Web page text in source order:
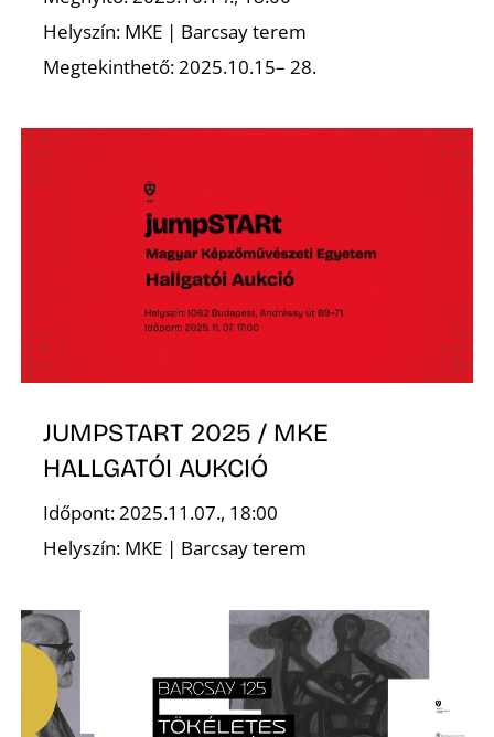
Helyszín: MKE | Barcsay terem
Megtekinthető: 2025.10.15– 28.
JUMPSTART 2025 / MKE
HALLGATÓI AUKCIÓ
Időpont: 2025.11.07., 18:00
Helyszín: MKE | Barcsay terem